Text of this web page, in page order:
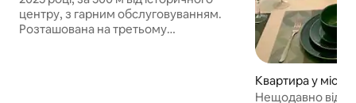
центру, з гарним обслуговуванням.
Розташована на третьому
Квартира у місті
Нещодавно